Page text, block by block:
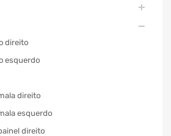
direito
esquerdo
direito
esquerdo
direito